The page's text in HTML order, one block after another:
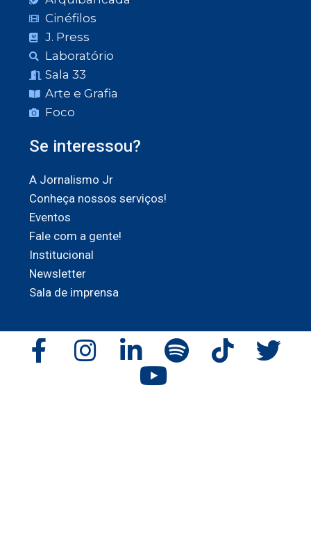
Cinéfilos
J. Press
Laboratório
Sala 33
Arte e Grafia
Foco
Se interessou?
A Jornalismo Jr
Conheça nossos serviços!
Eventos
Fale com a gente!
Institucional
Newsletter
Sala de imprensa